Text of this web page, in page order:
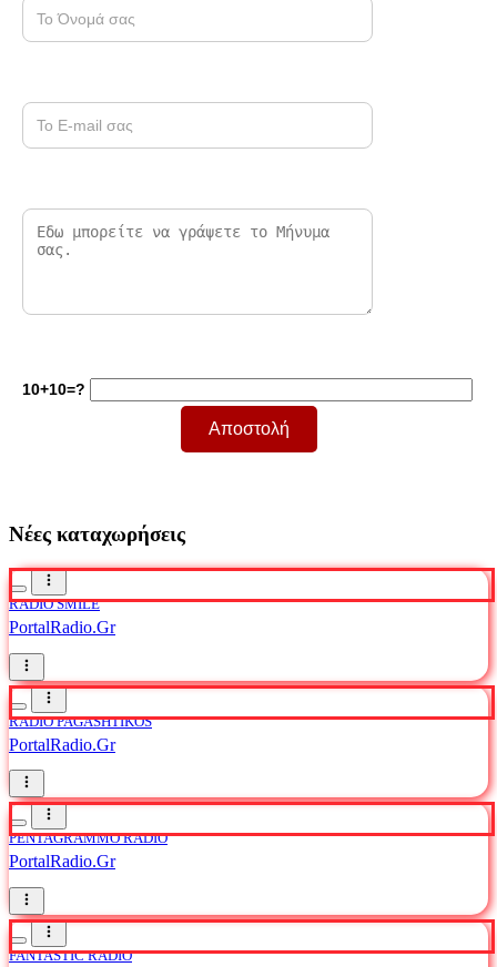
10+10=?
Νέες καταχωρήσεις
RADIO SMILE
PortalRadio.Gr
RADIO PAGASHTIKOS
PortalRadio.Gr
PENTAGRAMMO RADIO
PortalRadio.Gr
FANTASTIC RADIO